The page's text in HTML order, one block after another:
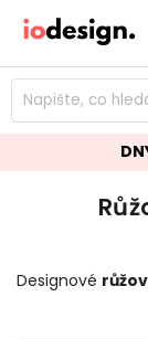
Designové
pozvednou